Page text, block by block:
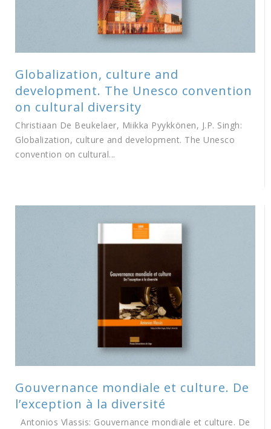
Globalization, culture and
development. The Unesco convention
on cultural diversity
Christiaan De Beukelaer, Miikka Pyykkönen, J.P. Singh:
Globalization, culture and development. The Unesco
convention on cultural...
Gouvernance mondiale et culture. De
l’exception à la diversité
Antonios Vlassis: Gouvernance mondiale et culture. De